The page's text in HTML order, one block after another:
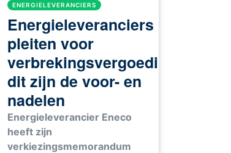
ENERGIELEVERANCIERS
Energieleveranciers
pleiten voor
verbrekingsvergoeding:
dit zijn de voor- en
nadelen
Energieleverancier Eneco
heeft zijn
verkiezingsmemorandum